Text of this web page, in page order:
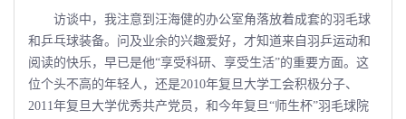
访谈中，我注意到汪海健的办公室角落放着成套的羽毛球
和乒乓球装备。问及业余的兴趣爱好，才知道来自羽乒运动和
阅读的快乐，早已是他“享受科研、享受生活”的重要方面。这
位个头不高的年轻人，还是2010年复旦大学工会积极分子、
2011年复旦大学优秀共产党员，和今年复旦“师生杯”羽毛球院